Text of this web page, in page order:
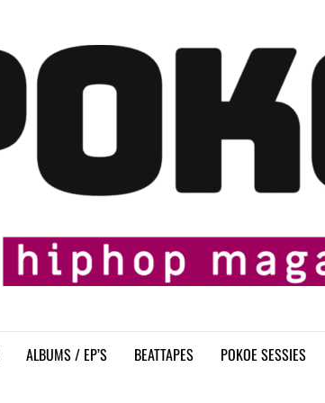
ALBUMS / EP’S BEATTAPES POKOE SESSIES